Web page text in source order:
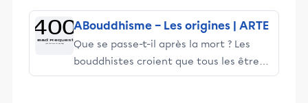
appelé la mise en mouvement de la roue du
dharma, qu'a donné Bouddha Gautama à
Sârnâth après son éveil.
ABouddhisme – Les origines | ARTE
Que se passe-t-il après la mort ? Les
bouddhistes croient que tous les êtres
vivants se réincarnent. Un processus